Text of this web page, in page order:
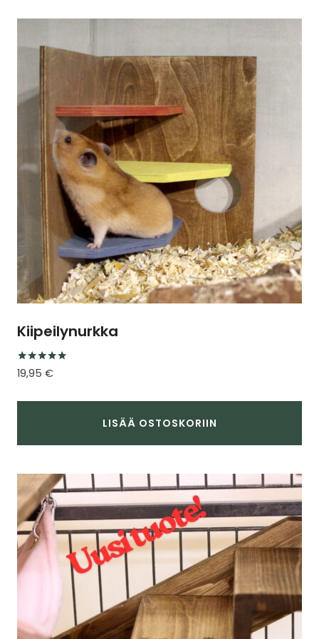
tuotteella
useampi
muunnelma.
Voit
tehdä
valinnat
tuotteen
sivulla.
Kiipeilynurkka
Arvostelu
tuotteesta:
/ 5
19,95 €
LISÄÄ OSTOSKORIIN